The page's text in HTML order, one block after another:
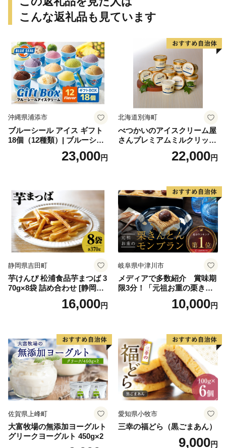
こんな返礼品も見ています
沖縄県浦添市
ブルーシール アイス ギフト
18個（12種類）| ブルーシー
ルアイス ブルーシールアイ
スクリーム 着日指定可能 送
誕生日 カップ 詰め合わせ バ
ラエティ | バニラ チョコレー
ト ストロベリー ピスタチオ
バニラ＆クッキー ウベ 沖縄
紅イモ 塩ちんすこう 沖縄シ
ークヮーサー 沖縄黒糖 琉球
ロイヤルミルクティ 沖縄パ
イン
23,000円
北海道別海町
べつかいのアイスクリーム屋
さんプレミアムミルクリッチ
12個（AP-01）（ 北海道アイ
ス 北海道産アイス アイス ア
道産アイス 道産アイスクリ
ーム ギフト 詰合せ 詰め合わ
せ ふるさと納税 ）
22,000円
静岡県吉田町
芋けんぴ 松浦食品芋まつば 3
70g×8袋 詰め合わせ [静岡伊
勢丹(松浦食品) 静岡県 吉田町
22424274] 芋ケンピ セット
16,000円
岐阜県中津川市
メディアで多数紹介 賞味期
限3分！「元祖お重の栗きん
とんモンブラン」 【未来の
ご褒美】スイーツ 栗 モンブ
子 菓子 F4N-2298
10,000円
佐賀県上峰町
大富牧場の無添加ヨーグルト
グリークヨーグルト 450g×2
愛知県小牧市
三幸の福どら（黒ごまあん）
9,000円